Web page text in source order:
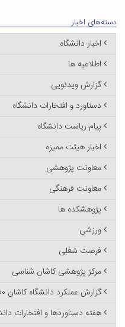
دسته‌های اخبار
اخبار دانشگاه
اطلاعیه ها
گزارش ویدئویی
دستاورد و افتخارات دانشگاه
پیام ریاست دانشگاه
اخبار هیئت ممیزه
معاونت پژوهشی
معاونت فرهنگی
پژوهشکده ها
ورزشی
فرصت شغلی
مرکز پژوهشی کاشان شناسی
گزارش عملکرد دانشگاه کاشان ۱۴۰۰-۱۳۹۲
هفته دستاوردها و افتخارات